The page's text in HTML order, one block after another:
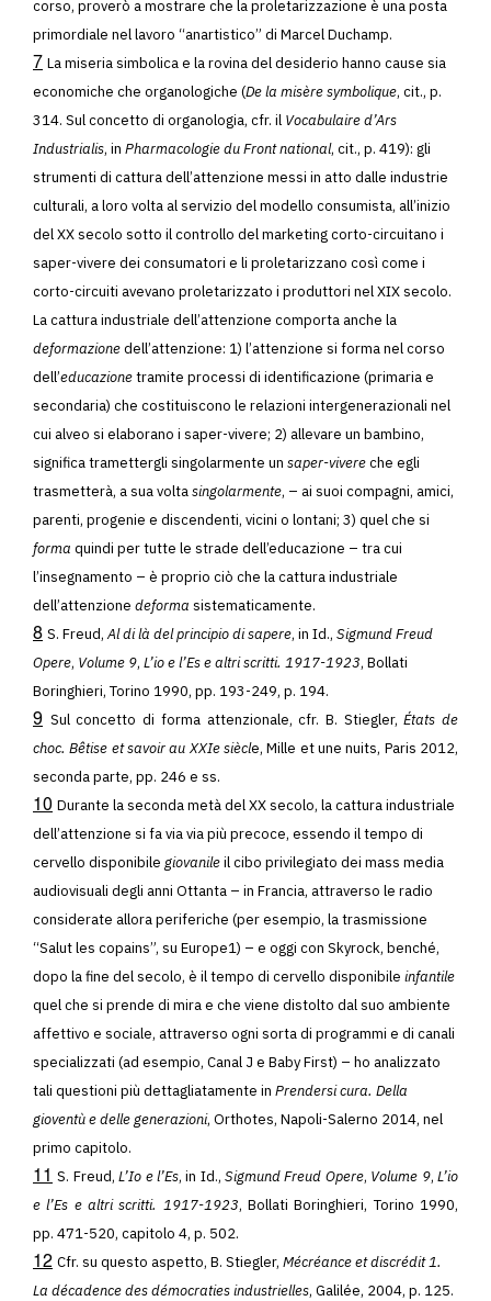
corso, proverò a mostrare che la proletarizzazione è una posta
primordiale nel lavoro “anartistico” di Marcel Duchamp.
7 La miseria simbolica e la rovina del desiderio hanno cause sia
economiche che organologiche (De la misère symbolique, cit., p.
314. Sul concetto di organologia, cfr. il Vocabulaire d’Ars
Industrialis, in Pharmacologie du Front national, cit., p. 419): gli
strumenti di cattura dell’attenzione messi in atto dalle industrie
culturali, a loro volta al servizio del modello consumista, all’inizio
del XX secolo sotto il controllo del marketing corto-circuitano i
saper-vivere dei consumatori e li proletarizzano così come i
corto-circuiti avevano proletarizzato i produttori nel XIX secolo.
La cattura industriale dell’attenzione comporta anche la
deformazionedell’attenzione: 1) l’attenzione si forma nel corso
dell’educazionetramite processi di identificazione (primaria e
secondaria) che costituiscono le relazioni intergenerazionali nel
cui alveo si elaborano i saper-vivere; 2) allevare un bambino,
significa tramettergli singolarmente un saper-vivereche egli
trasmetterà, a sua voltasingolarmente, – ai suoi compagni, amici,
parenti, progenie e discendenti, vicini o lontani; 3) quel che si
forma quindi per tutte le strade dell’educazione – tra cui
l’insegnamento – è proprio ciò che la cattura industriale
dell’attenzione deforma sistematicamente.
8 S. Freud,Al di là del principio di sapere, in Id., Sigmund Freud
Opere, Volume 9, L’io e l’Es e altri scritti. 1917-1923, Bollati
Boringhieri, Torino 1990, pp. 193-249, p. 194.
9 Sul concetto di forma attenzionale, cfr. B. Stiegler,États de
choc. Bêtise et savoir au XXIe siècle, Mille et une nuits, Paris 2012,
seconda parte, pp. 246 e ss.
10 Durante la seconda metà del XX secolo, la cattura industriale
dell’attenzione si fa via via più precoce, essendo il tempo di
cervello disponibile giovanileil cibo privilegiato dei mass media
audiovisuali degli anni Ottanta – in Francia, attraverso le radio
considerate allora periferiche (per esempio, la trasmissione
“Salut les copains”, su Europe1) – e oggi con Skyrock, benché,
dopo la fine del secolo, è il tempo di cervello disponibile infantile
quel che si prende di mira e che viene distolto dal suo ambiente
affettivo e sociale, attraverso ogni sorta di programmi e di canali
specializzati (ad esempio, Canal J e Baby First) – ho analizzato
tali questioni più dettagliatamente in Prendersi cura. Della
gioventù e delle generazioni, Orthotes, Napoli-Salerno 2014, nel
primo capitolo.
11 S. Freud,L’Io e l’Es, in Id.,Sigmund Freud Opere, Volume 9,L’io
e l’Es e altri scritti. 1917-1923, Bollati Boringhieri, Torino 1990,
pp. 471-520, capitolo 4, p. 502.
12 Cfr. su questo aspetto, B. Stiegler, Mécréance et discrédit 1.
La décadence des démocraties industrielles, Galilée, 2004, p. 125.